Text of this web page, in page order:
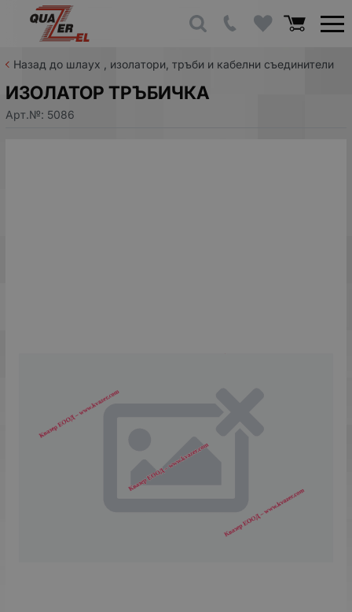
Назад до шлаух , изолатори, тръби и кабелни съединители
ИЗОЛАТОР ТРЪБИЧКА
Арт.№: 5086